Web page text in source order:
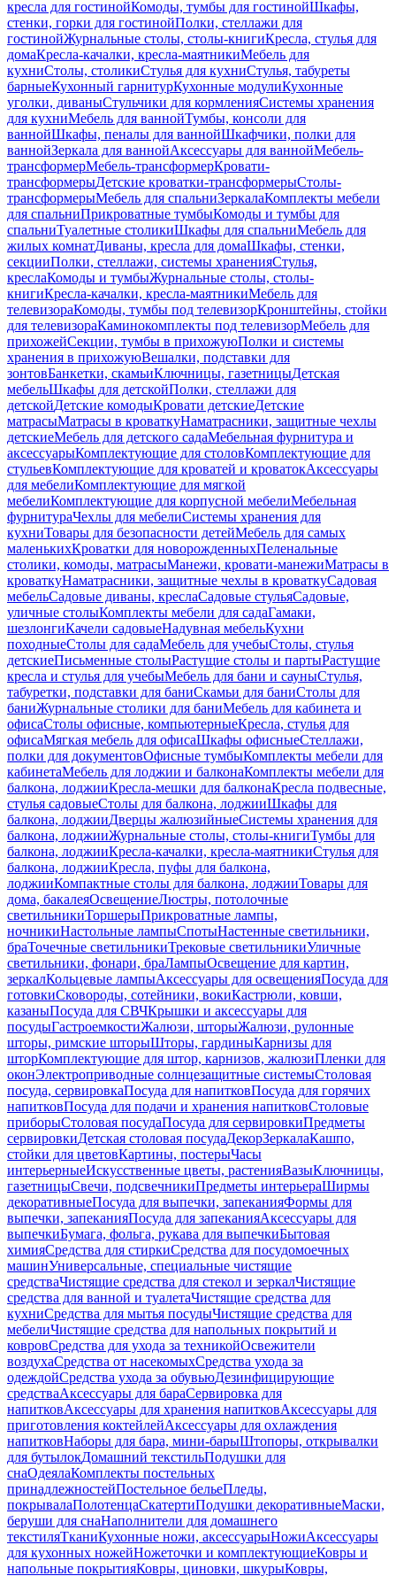
кресла для гостинойКомоды, тумбы для гостинойШкафы,
стенки, горки для гостинойПолки, стеллажи для
гостинойЖурнальные столы, столы-книгиКресла, стулья для
домаКресла-качалки, кресла-маятникиМебель для
кухниСтолы, столикиСтулья для кухниСтулья, табуреты
барныеКухонный гарнитурКухонные модулиКухонные
уголки, диваныСтульчики для кормленияСистемы хранения
для кухниМебель для ваннойТумбы, консоли для
ваннойШкафы, пеналы для ваннойШкафчики, полки для
ваннойЗеркала для ваннойАксессуары для ваннойМебель-
трансформерМебель-трансформерКровати-
трансформерыДетские кроватки-трансформерыСтолы-
трансформерыМебель для спальниЗеркалаКомплекты мебели
для спальниПрикроватные тумбыКомоды и тумбы для
спальниТуалетные столикиШкафы для спальниМебель для
жилых комнатДиваны, кресла для домаШкафы, стенки,
секцииПолки, стеллажи, системы храненияСтулья,
креслаКомоды и тумбыЖурнальные столы, столы-
книгиКресла-качалки, кресла-маятникиМебель для
телевизораКомоды, тумбы под телевизорКронштейны, стойки
для телевизораКаминокомплекты под телевизорМебель для
прихожейСекции, тумбы в прихожуюПолки и системы
хранения в прихожуюВешалки, подставки для
зонтовБанкетки, скамьиКлючницы, газетницыДетская
мебельШкафы для детскойПолки, стеллажи для
детскойДетские комодыКровати детскиеДетские
матрасыМатрасы в кроваткуНаматрасники, защитные чехлы
детскиеМебель для детского садаМебельная фурнитура и
аксессуарыКомплектующие для столовКомплектующие для
стульевКомплектующие для кроватей и кроватокАксессуары
для мебелиКомплектующие для мягкой
мебелиКомплектующие для корпусной мебелиМебельная
фурнитураЧехлы для мебелиСистемы хранения для
кухниТовары для безопасности детейМебель для самых
маленькихКроватки для новорожденныхПеленальные
столики, комоды, матрасыМанежи, кровати-манежиМатрасы в
кроваткуНаматрасники, защитные чехлы в кроваткуСадовая
мебельСадовые диваны, креслаСадовые стульяСадовые,
уличные столыКомплекты мебели для садаГамаки,
шезлонгиКачели садовыеНадувная мебельКухни
походныеСтолы для садаМебель для учебыСтолы, стулья
детскиеПисьменные столыРастущие столы и партыРастущие
кресла и стулья для учебыМебель для бани и сауныСтулья,
табуретки, подставки для баниСкамьи для баниСтолы для
баниЖурнальные столики для баниМебель для кабинета и
офисаСтолы офисные, компьютерныеКресла, стулья для
офисаМягкая мебель для офисаШкафы офисныеСтеллажи,
полки для документовОфисные тумбыКомплекты мебели для
кабинетаМебель для лоджии и балконаКомплекты мебели для
балкона, лоджииКресла-мешки для балконаКресла подвесные,
стулья садовыеСтолы для балкона, лоджииШкафы для
балкона, лоджииДверцы жалюзийныеСистемы хранения для
балкона, лоджииЖурнальные столы, столы-книгиТумбы для
балкона, лоджииКресла-качалки, кресла-маятникиСтулья для
балкона, лоджииКресла, пуфы для балкона,
лоджииКомпактные столы для балкона, лоджииТовары для
дома, бакалеяОсвещениеЛюстры, потолочные
светильникиТоршерыПрикроватные лампы,
ночникиНастольные лампыСпотыНастенные светильники,
браТочечные светильникиТрековые светильникиУличные
светильники, фонари, браЛампыОсвещение для картин,
зеркалКольцевые лампыАксессуары для освещенияПосуда для
готовкиСковороды, сотейники, вокиКастрюли, ковши,
казаныПосуда для СВЧКрышки и аксессуары для
посудыГастроемкостиЖалюзи, шторыЖалюзи, рулонные
шторы, римские шторыШторы, гардиныКарнизы для
шторКомплектующие для штор, карнизов, жалюзиПленки для
оконЭлектроприводные солнцезащитные системыСтоловая
посуда, сервировкаПосуда для напитковПосуда для горячих
напитковПосуда для подачи и хранения напитковСтоловые
приборыСтоловая посудаПосуда для сервировкиПредметы
сервировкиДетская столовая посудаДекорЗеркалаКашпо,
стойки для цветовКартины, постерыЧасы
интерьерныеИскусственные цветы, растенияВазыКлючницы,
газетницыСвечи, подсвечникиПредметы интерьераШирмы
декоративныеПосуда для выпечки, запеканияФормы для
выпечки, запеканияПосуда для запеканияАксессуары для
выпечкиБумага, фольга, рукава для выпечкиБытовая
химияСредства для стиркиСредства для посудомоечных
машинУниверсальные, специальные чистящие
средстваЧистящие средства для стекол и зеркалЧистящие
средства для ванной и туалетаЧистящие средства для
кухниСредства для мытья посудыЧистящие средства для
мебелиЧистящие средства для напольных покрытий и
ковровСредства для ухода за техникойОсвежители
воздухаСредства от насекомыхСредства ухода за
одеждойСредства ухода за обувьюДезинфицирующие
средстваАксессуары для бараСервировка для
напитковАксессуары для хранения напитковАксессуары для
приготовления коктейлейАксессуары для охлаждения
напитковНаборы для бара, мини-барыШтопоры, открывалки
для бутылокДомашний текстильПодушки для
снаОдеялаКомплекты постельных
принадлежностейПостельное бельеПледы,
покрывалаПолотенцаСкатертиПодушки декоративныеМаски,
беруши для снаНаполнители для домашнего
текстиляТканиКухонные ножи, аксессуарыНожиАксессуары
для кухонных ножейНожеточки и комплектующиеКовры и
напольные покрытияКовры, циновки, шкурыКовры,